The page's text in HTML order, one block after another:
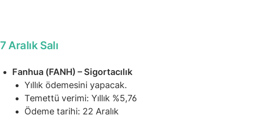
7 Aralık Salı
Fanhua (FANH) – Sigortacılık
Yıllık ödemesini yapacak.
Temettü verimi: Yıllık %5,76
Ödeme tarihi: 22 Aralık